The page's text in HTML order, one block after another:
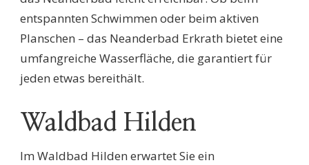
entspannten Schwimmen oder beim aktiven
Planschen – das Neanderbad Erkrath bietet eine
umfangreiche Wasserfläche, die garantiert für
jeden etwas bereithält.
Waldbad Hilden
Im Waldbad Hilden erwartet Sie ein